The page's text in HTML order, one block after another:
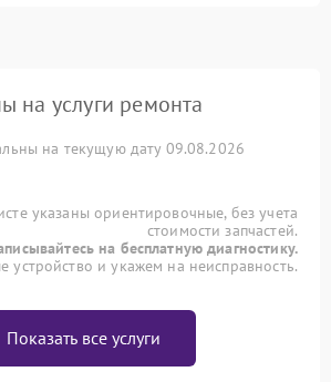
на услуги ремонта
на текущую дату 09.08.2026
указаны ориентировочные, без учета
стоимости запчастей.
на бесплатную диагностику.
и укажем на неисправность.
Показать все услуги